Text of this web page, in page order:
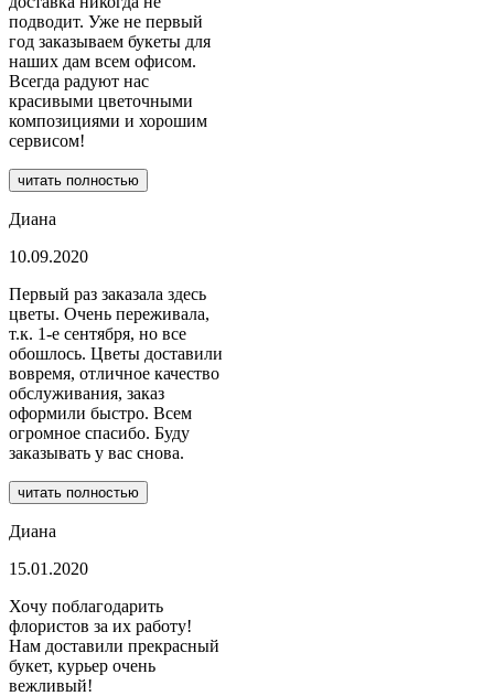
подводит. Уже не первый
год заказываем букеты для
наших дам всем офисом.
Всегда радуют нас
красивыми цветочными
композициями и хорошим
сервисом!
читать полностью
Диана
10.09.2020
Первый раз заказала здесь
цветы. Очень переживала,
т.к. 1-е сентября, но все
обошлось. Цветы доставили
вовремя, отличное качество
обслуживания, заказ
оформили быстро. Всем
огромное спасибо. Буду
заказывать у вас снова.
читать полностью
Диана
15.01.2020
Хочу поблагодарить
флористов за их работу!
Нам доставили прекрасный
букет, курьер очень
вежливый!